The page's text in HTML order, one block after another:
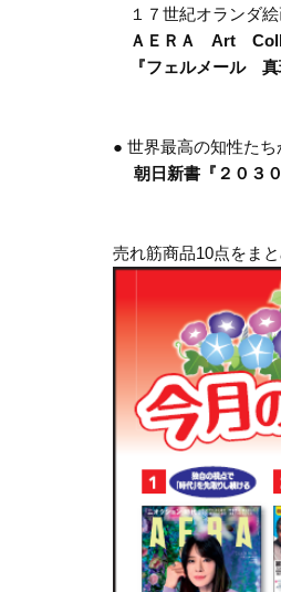
１７世紀オランダ絵
ＡＥＲＡ Art
『フェルメール
● 世界最高の知性たち
朝日新書『２０３
売れ筋商品10点をま